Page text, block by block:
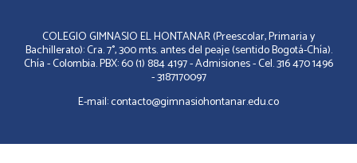
COLEGIO GIMNASIO EL HONTANAR (Preescolar, Primaria y
Bachillerato): Cra. 7°, 300 mts. antes del peaje (sentido Bogotá-Chía).
Chía - Colombia. PBX: 60 (1) 884 4197 - Admisiones - Cel. 316 470 1496
- 3187170097
E-mail: contacto@gimnasiohontanar.edu.co